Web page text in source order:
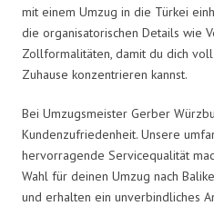
mit einem Umzug in die Türkei
die organisatorischen Details wie
Zollformalitäten, damit du dich
Zuhause konzentrieren kannst.
Bei Umzugsmeister Gerber
Kundenzufriedenheit. Unsere
hervorragende Servicequalität
Wahl für deinen Umzug nach
und erhalten ein unverbindliches